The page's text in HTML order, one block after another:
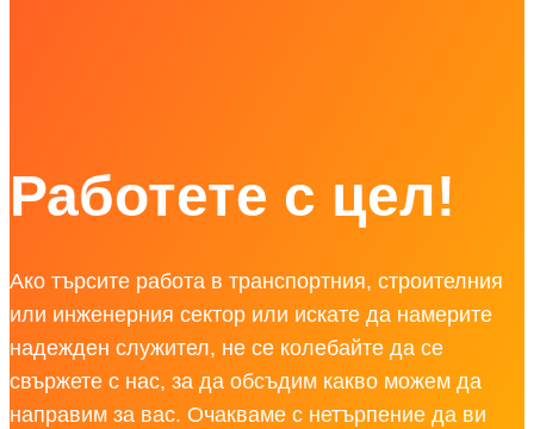
Работете с цел!
Ако търсите работа в транспортния, строителния
или инженерния сектор или искате да намерите
надежден служител, не се колебайте да се
свържете с нас, за да обсъдим какво можем да
направим за вас. Очакваме с нетърпение да ви